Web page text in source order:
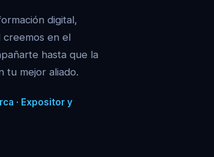
digital,
creemos en el
hasta que la
tu mejor aliado.
· Expositor y